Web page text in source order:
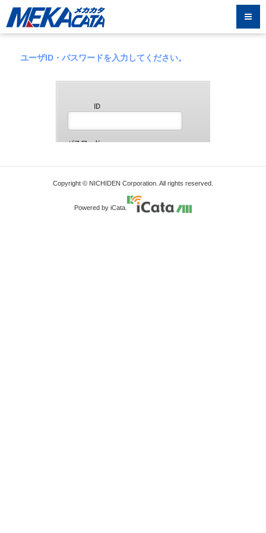
ユーザID・パスワードを入力してください。
Copyright © NICHIDEN Corporation. All rights reserved.
Powered by iCata.